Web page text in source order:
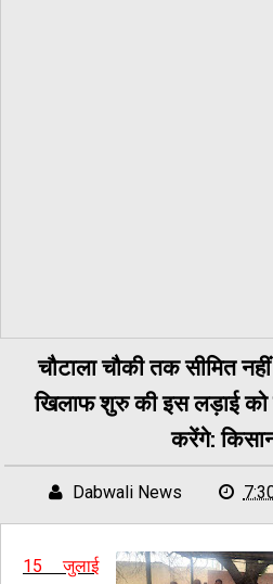
चौटाला चौकी तक सीमित
खिलाफ शुरु की इस लड़ाई को
करेंगे:
Dabwali News
15 जुलाई